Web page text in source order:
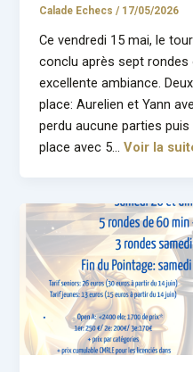
Calade Echecs/ 17/05/2026
Ce vendredi 15 mai, le
conclu après sept rondes
excellente ambiance.
place: Aurelien et Yann
perdu aucune parties
place avec 5…Voir la